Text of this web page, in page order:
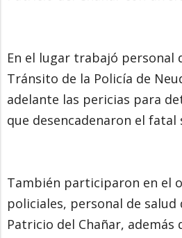
En el lugar trabajó personal
Tránsito de la Policía de
adelante las pericias para
que desencadenaron el fatal
También participaron en el
policiales, personal de salud
Patricio del Chañar, además